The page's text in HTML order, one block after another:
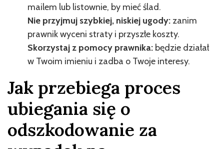
mailem lub listownie, by mieć ślad.
Nie przyjmuj szybkiej, niskiej ugody: zanim
prawnik wyceni straty i przyszłe koszty.
Skorzystaj z pomocy prawnika: będzie działał
w Twoim imieniu i zadba o Twoje interesy.
Jak przebiega proces
ubiegania się o
odszkodowanie za